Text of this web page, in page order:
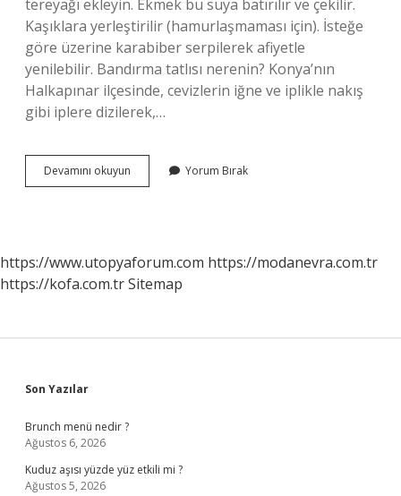
tereyağı ekleyin. Ekmek bu suya batırılır ve çekilir.
Kaşıklara yerleştirilir (hamurlaşmaması için). İsteğe
göre üzerine karabiber serpilerek afiyetle
yenilebilir. Bandırma tatlısı nerenin? Konya’nın
Halkapınar ilçesinde, cevizlerin iğne ve iplikle nakış
gibi iplere dizilerek,…
Devamını okuyun Banduma
Hangi
Yorum Bırak
https://www.utopyaforum.com https://modanevra.com.tr
https://kofa.com.trSitemap
Sidebar
Son Yazılar
Brunch menü nedir ?
Ağustos 6, 2026
Kuduz aşısı yüzde yüz etkili mi ?
Ağustos 5, 2026